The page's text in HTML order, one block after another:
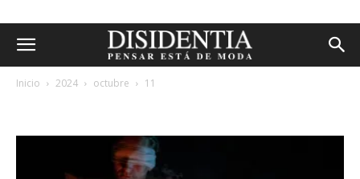
Inicio 2024 octubre 11